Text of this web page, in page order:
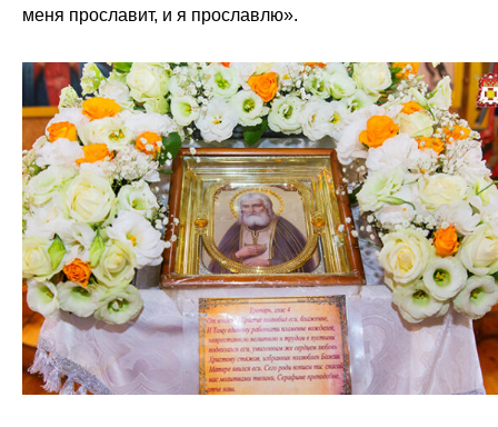
меня прославит, и я прославлю».